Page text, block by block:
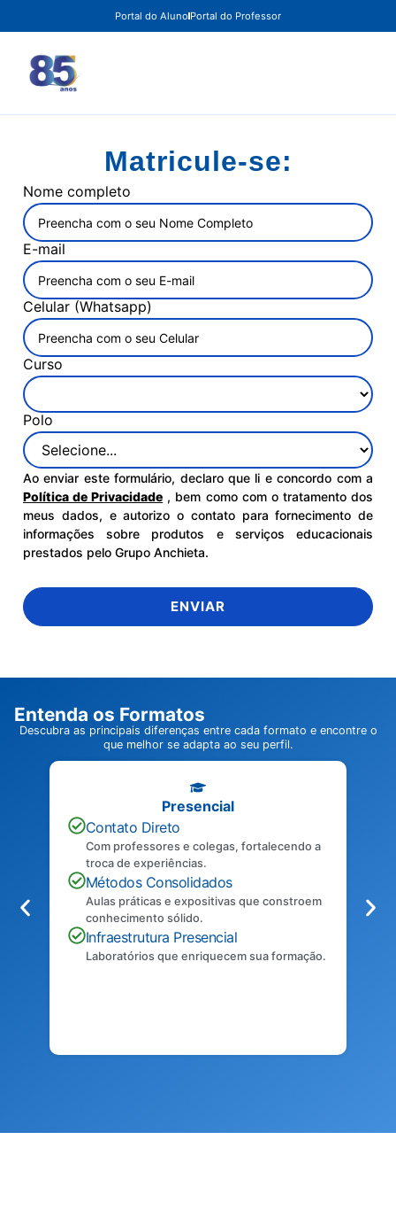
Portal do Aluno Portal do Professor
Matricule-se:
Nome completo
E-mail
Celular (Whatsapp)
Curso
Polo
Ao enviar este formulário, declaro que li e concordo com a
Política de Privacidade , bem como com o tratamento dos
meus dados, e autorizo o contato para fornecimento de
informações sobre produtos e serviços educacionais
prestados pelo Grupo Anchieta.
ENVIAR
Entenda os Formatos
Descubra as principais diferenças entre cada formato e encontre o
que melhor se adapta ao seu perfil.
Presencial
Contato Direto
Com professores e colegas, fortalecendo a
troca de experiências.
Métodos Consolidados
Aulas práticas e expositivas que constroem
conhecimento sólido.
Infraestrutura Presencial
Laboratórios que enriquecem sua formação.